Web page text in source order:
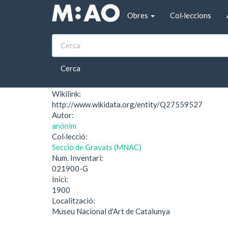
Vés al contingut
Obres
Col·leccions
Cerca
Inici Cacería
Cacería
Wikilink:
http://www.wikidata.org/entity/Q27559527
Autor:
anònim
Col·lecció:
Secció de Gravats (MNAC)
Num. Inventari:
021900-G
Inici:
1900
Localització:
Museu Nacional d'Art de Catalunya